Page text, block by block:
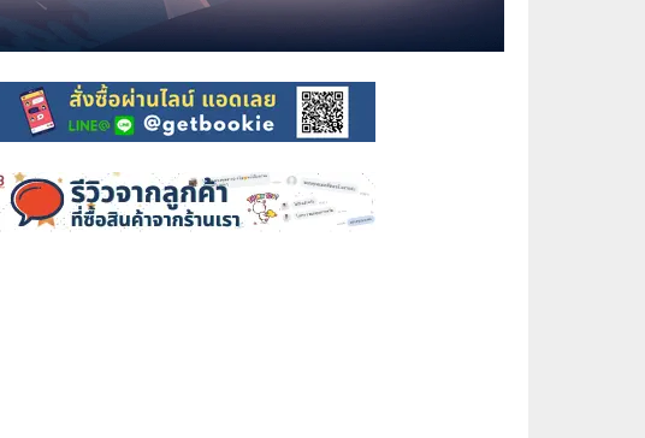
บอร์ดเกมโดยคนไทย
Board Game
📅 สินค้าอื่นๆ